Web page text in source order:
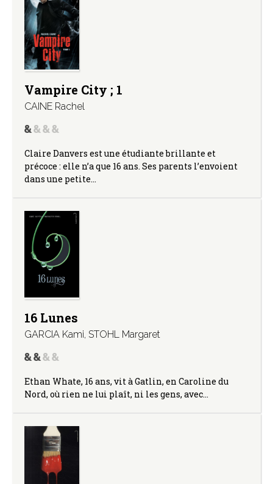
Vampire City ; 1
CAINE Rachel
Claire Danvers est une étudiante brillante et
précoce : elle n’a que 16 ans. Ses parents l’envoient
dans une petite…
16 Lunes
GARCIA Kami, STOHL Margaret
Ethan Whate, 16 ans, vit à Gatlin, en Caroline du
Nord, où rien ne lui plaît, ni les gens, avec…